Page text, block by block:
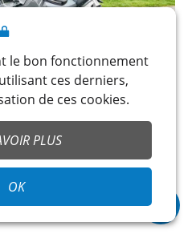
Location
le bon fonctionnement
ces derniers,
de ces cookies.
PLUS
OK